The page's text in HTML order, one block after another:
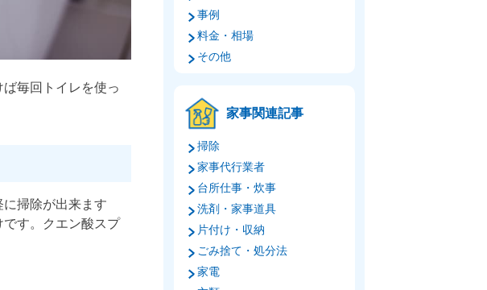
毎回トイレを使っ
掃除が出来ます
す。クエン酸スプ
事例
料金・相場
その他
家事関連記事
掃除
家事代行業者
台所仕事・炊事
洗剤・家事道具
片付け・収納
ごみ捨て・処分法
家電